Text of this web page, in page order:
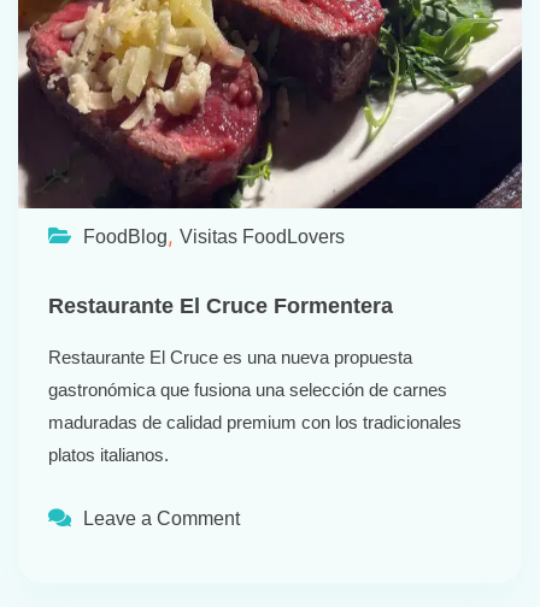
FoodBlog, Visitas FoodLovers
Restaurante El Cruce Formentera
Restaurante El Cruce es una nueva propuesta
gastronómica que fusiona una selección de carnes
maduradas de calidad premium con los tradicionales
platos italianos.
Leave a Comment